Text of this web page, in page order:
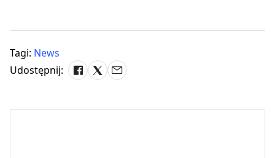
Tagi: News
Udostępnij: